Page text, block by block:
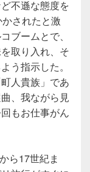
不遜な態度を
されたと激
ブームとで、
取り入れ、そ
う指示した。
人貴族」であ
、我ながら見
もお仕事がん
ら17世紀ま